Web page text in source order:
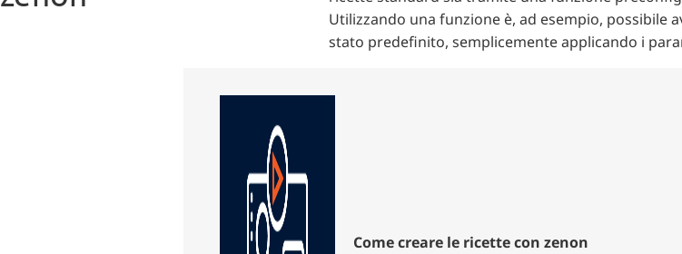
Utilizzando una funzione è, ad esempio, possibile
stato predefinito, semplicemente applicando i
Come creare le ricette con zenon